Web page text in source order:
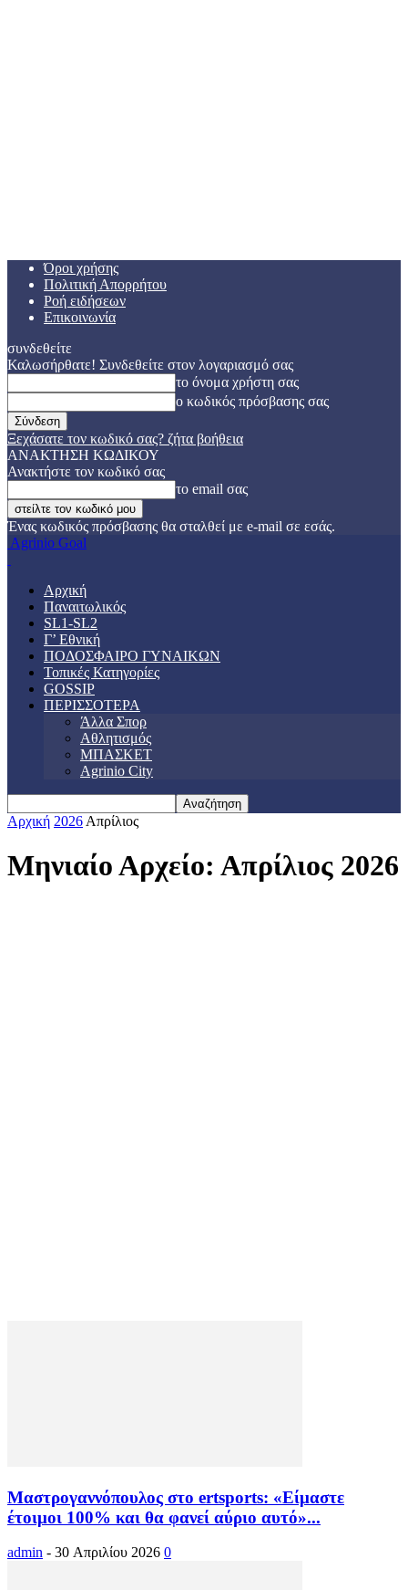
Όροι χρήσης
Πολιτική Απορρήτου
Ροή ειδήσεων
Επικοινωνία
συνδεθείτε
Καλωσήρθατε! Συνδεθείτε στον λογαριασμό σας
το όνομα χρήστη σας
ο κωδικός πρόσβασης σας
Ξεχάσατε τον κωδικό σας? ζήτα βοήθεια
ΑΝΑΚΤΗΣΗ ΚΩΔΙΚΟΥ
Ανακτήστε τον κωδικό σας
το email σας
Ένας κωδικός πρόσβασης θα σταλθεί με e-mail σε εσάς.
Agrinio Goal
Αρχική
Παναιτωλικός
SL1-SL2
Γ’ Εθνική
ΠΟΔΟΣΦΑΙΡΟ ΓΥΝΑΙΚΩΝ
Τοπικές Κατηγορίες
GOSSIP
ΠΕΡΙΣΣΟΤΕΡΑ
Άλλα Σπορ
Αθλητισμός
ΜΠΑΣΚΕΤ
Agrinio City
Αρχική 2026 Απρίλιος
Μηνιαίο Αρχείο: Απρίλιος 2026
Μαστρογαννόπουλος στο ertsports: «Είμαστε
έτοιμοι 100% και θα φανεί αύριο αυτό»...
admin - 30 Απριλίου 2026 0